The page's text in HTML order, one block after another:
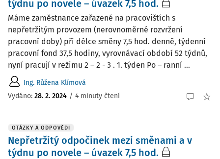
týdnu po novele – úvazek 7,5 hod.
Máme zaměstnance zařazené na pracovištích s
nepřetržitým provozem (nerovnoměrné rozvržení
pracovní doby) při délce směny 7,5 hod. denně, týdenní
pracovní fond 37,5 hodiny, vyrovnávací období 52 týdnů,
nyní pracují v režimu 2 – 2 - 3 . 1. týden Po – ranní ...
Ing. Růžena Klímová
Vydáno: 28. 2. 2024 / 4 minuty čtení
OTÁZKY A ODPOVĚDI
Nepřetržitý odpočinek mezi směnami a v
týdnu po novele – úvazek 7,5 hod.